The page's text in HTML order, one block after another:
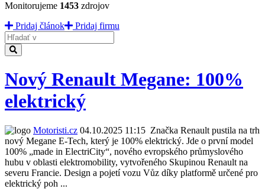
Monitorujeme 1453 zdrojov
Pridaj článok
Pridaj firmu
Hladať
Nový Renault Megane: 100%
elektrický
Motoristi.cz 04.10.2025 11:15 Značka Renault pustila na trh
nový Megane E-Tech, který je 100% elektrický. Jde o první model
100% „made in ElectriCity“, nového evropského průmyslového
hubu v oblasti elektromobility, vytvořeného Skupinou Renault na
severu Francie. Design a pojetí vozu Vůz díky platformě určené pro
elektrický poh ...